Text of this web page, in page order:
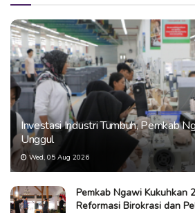
Investasi Industri Tumbuh, Pemkab
Unggul
Wed, 05 Aug 2026
Pemkab Ngawi Kukuhkan
Reformasi Birokrasi dan